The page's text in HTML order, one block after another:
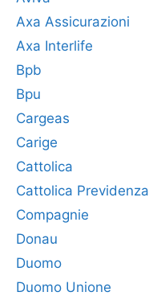
Axa Assicurazioni
Axa Interlife
Bpb
Bpu
Cargeas
Carige
Cattolica
Cattolica Previdenza
Compagnie
Donau
Duomo
Duomo Unione